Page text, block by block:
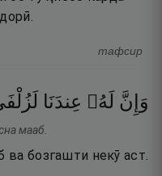
тафсир
وَإِنَّ لَهُۥ عِندَنَا
мааб.
ва бозгашти некӯ аст.